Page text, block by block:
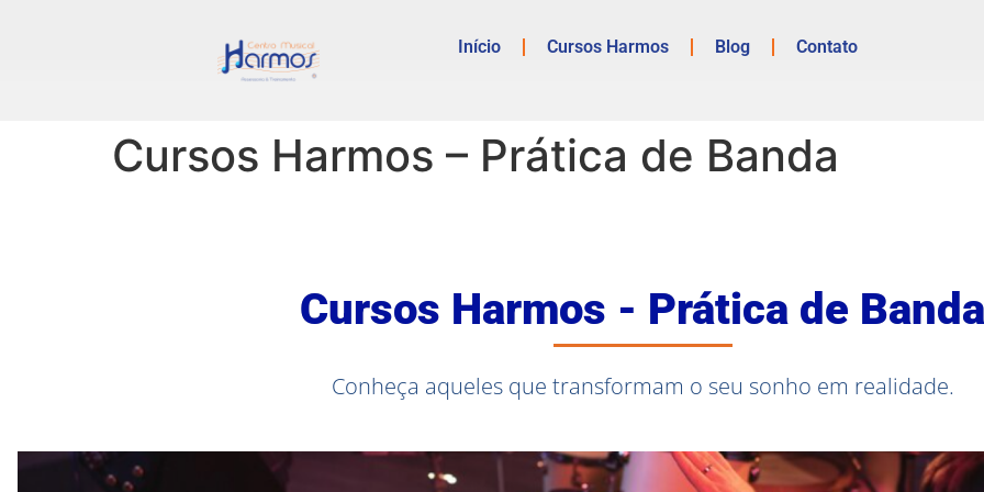
Início Cursos Harmos Blog Contato
Cursos Harmos – Prática de Banda
Cursos Harmos - Prática de
Conheça aqueles que transformam o seu sonho em realidade.